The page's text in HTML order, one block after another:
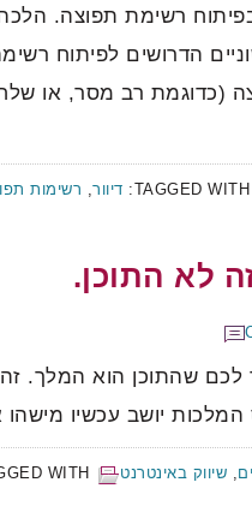
רשימת תפוצה.
הדרושים לפיתוח
(כדוגמת רב מסר, או
TAGGED WITH: דיוור, רשימות
לא התוכן.
שהתוכן הוא המלך. זה
יושב עכשיו
, שיווק באינטרנט WITH: